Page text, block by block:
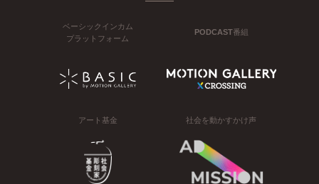
ベーシックインカム
プラットフォーム
PODCAST番組
アート基金 社会を動かすかけ声